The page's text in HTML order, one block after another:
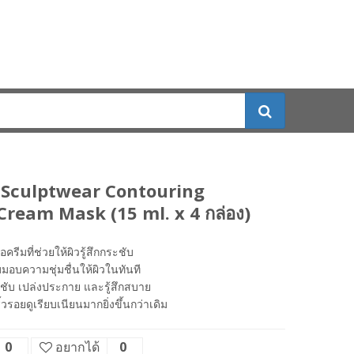
Sculptwear Contouring
Mask (15 ml. x 4 กล่อง)
ครีมที่ช่วยให้ผิวรู้สึกกระชับ
อบความชุ่มชื่นให้ผิวในทันที
บ เปล่งประกาย และรู้สึกสบาย
รอยดูเรียบเนียนมากยิ่งขึ้นกว่าเดิม
0 อยากได้ 0